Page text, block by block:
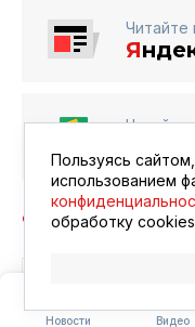
Новости Видео
Читайте
Я
Читайте
Пользуясь
использованием
обработку